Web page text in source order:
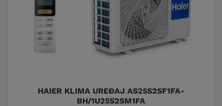
HAIER KLIMA UREĐAJ AS25S2SF1FA-
BH/1U25S2SM1FA